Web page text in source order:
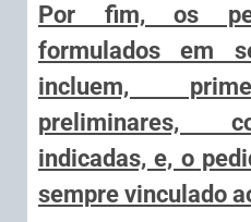
Por fim, os
formulados em
incluem,
preliminares,
indicadas, e, o
sempre vinculado